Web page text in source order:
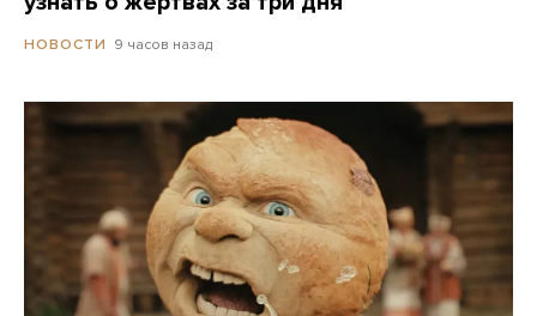
НОВОСТИ 9 часов назад